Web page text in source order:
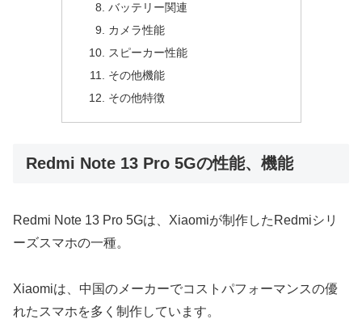
バッテリー関連
カメラ性能
スピーカー性能
その他機能
その他特徴
Redmi Note 13 Pro 5Gの性能、機能
Redmi Note 13 Pro 5Gは、Xiaomiが制作したRedmiシリ
ーズスマホの一種。
Xiaomiは、中国のメーカーでコストパフォーマンスの優
れたスマホを多く制作しています。